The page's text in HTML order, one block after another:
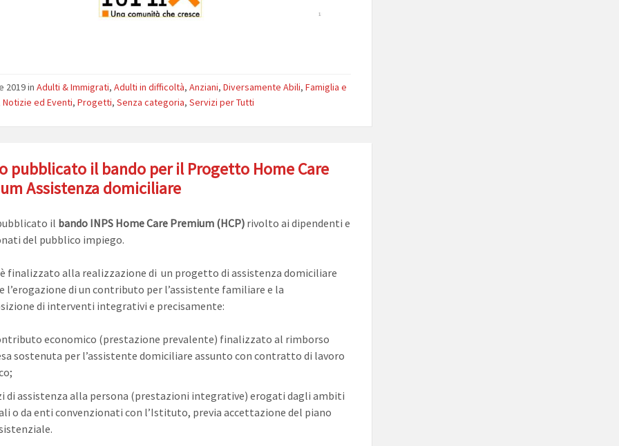
2019in Adulti & Immigrati, Adulti in difficoltà, Anziani, Diversamente Abili, Famiglia e
Notizie ed Eventi, Progetti, Senza categoria, Servizi per Tutti
pubblicato il bando per il Progetto Home Care
Assistenza domiciliare
il bando INPS Home Care Premium (HCP) rivolto ai dipendenti e
del pubblico impiego.
finalizzato alla realizzazione di un progetto di assistenza domiciliare
l’erogazione di un contributo per l’assistente familiare e la
di interventi integrativi e precisamente:
economico (prestazione prevalente) finalizzato al rimborso
sostenuta per l’assistente domiciliare assunto con contratto di lavoro
di assistenza alla persona (prestazioni integrative) erogati dagli ambiti
o da enti convenzionati con l’Istituto, previa accettazione del piano